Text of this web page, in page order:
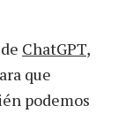
ChatGPT,
que
podemos